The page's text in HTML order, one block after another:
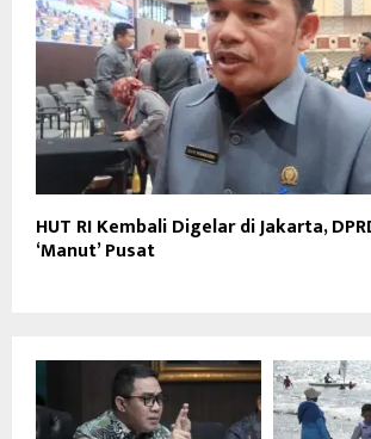
HUT RI Kembali Digelar di Jakarta,
‘Manut’ Pusat